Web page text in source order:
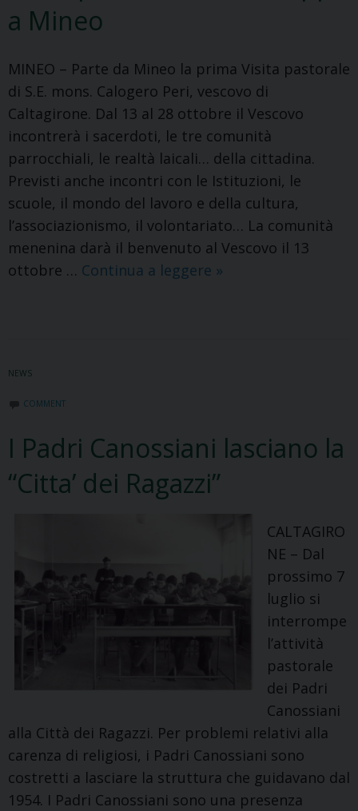
a Mineo
MINEO – Parte da Mineo la prima Visita pastorale
di S.E. mons. Calogero Peri, vescovo di
Caltagirone. Dal 13 al 28 ottobre il Vescovo
incontrerà i sacerdoti, le tre comunità
parrocchiali, le realtà laicali… della cittadina.
Previsti anche incontri con le Istituzioni, le
scuole, il mondo del lavoro e della cultura,
l’associazionismo, il volontariato… La comunità
menenina darà il benvenuto al Vescovo il 13
ottobre … Continua a leggere Visita
»
NEWS
COMMENT
I Padri Canossiani lasciano la
“Citta’ dei Ragazzi”
CALTAGIRO
NE – Dal
prossimo 7
luglio si
interrompe
l’attività
pastorale
dei Padri
Canossiani
alla Città dei Ragazzi. Per problemi relativi alla
carenza di religiosi, i Padri Canossiani sono
costretti a lasciare la struttura che guidavano dal
1954. I Padri Canossiani sono una presenza